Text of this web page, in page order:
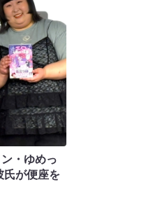
・ゆめっ
氏が便座を